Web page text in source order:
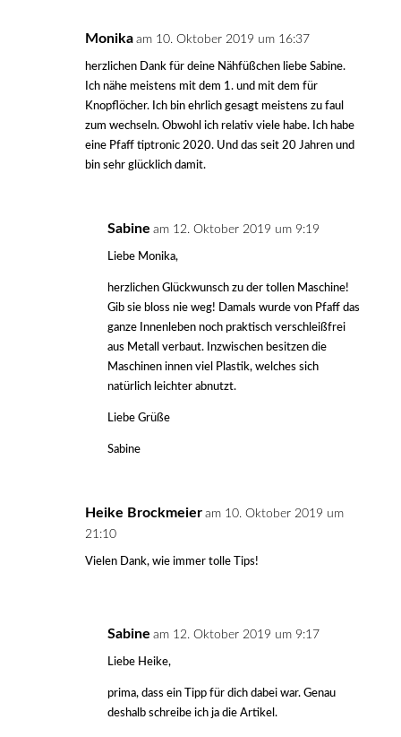
Monika am 10. Oktober 2019 um 16:37
herzlichen Dank für deine Nähfüßchen liebe Sabine.
Ich nähe meistens mit dem 1. und mit dem für
Knopflöcher. Ich bin ehrlich gesagt meistens zu faul
zum wechseln. Obwohl ich relativ viele habe. Ich habe
eine Pfaff tiptronic 2020. Und das seit 20 Jahren und
bin sehr glücklich damit.
Sabine am 12. Oktober 2019 um 9:19
Liebe Monika,
herzlichen Glückwunsch zu der tollen Maschine!
Gib sie bloss nie weg! Damals wurde von Pfaff das
ganze Innenleben noch praktisch verschleißfrei
aus Metall verbaut. Inzwischen besitzen die
Maschinen innen viel Plastik, welches sich
natürlich leichter abnutzt.
Liebe Grüße
Sabine
Heike Brockmeier am 10. Oktober 2019 um
21:10
Vielen Dank, wie immer tolle Tips!
Sabine am 12. Oktober 2019 um 9:17
Liebe Heike,
prima, dass ein Tipp für dich dabei war. Genau
deshalb schreibe ich ja die Artikel.